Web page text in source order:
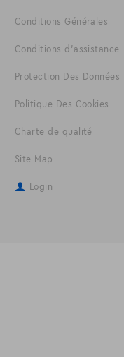
Conditions Générales
Conditions d'assistance
Protection Des Données
Politique Des Cookies
Charte de qualité
Site Map
Login